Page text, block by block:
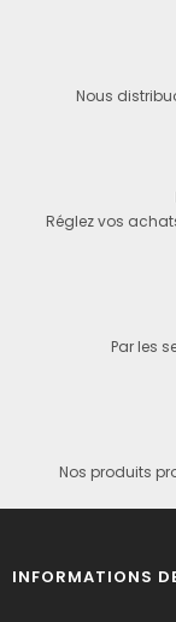
Nous
Réglez vos
Par les
Nos produits
INFORMATIONS